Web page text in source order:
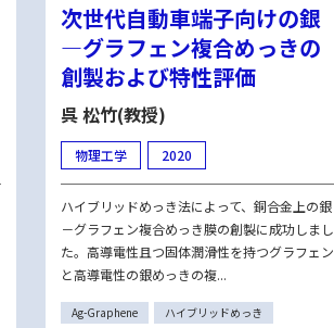
次世代自動車端子向けの銀
―グラフェン複合めっきの
創製および特性評価
呉 松竹(教授)
物理工学 2020
ハイブリッドめっき法によって、銅合金上の銀
－グラフェン複合めっき膜の創製に成功しまし
た。高導電性且つ固体潤滑性を持つグラフェン
と高導電性の銀めっきの複...
Ag-Graphene
ハイブリッドめっき